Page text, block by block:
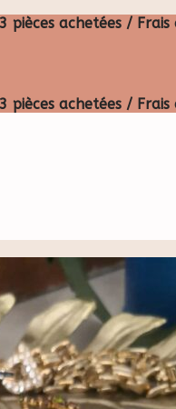
pièces achetées /
pièces achetées /